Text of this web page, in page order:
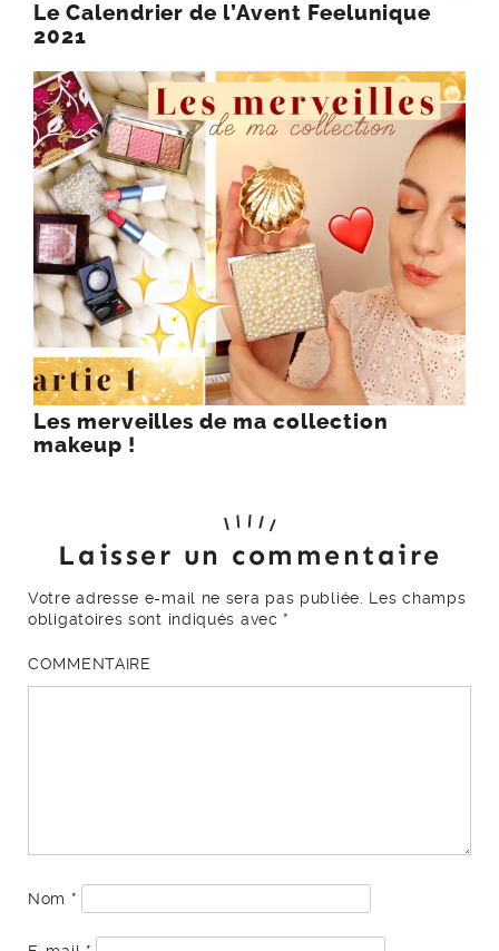
Le Calendrier de l’Avent Feelunique
2021
Les merveilles de ma collection
makeup !
Laisser un commentaire
Votre adresse e-mail ne sera pas publiée. Les champs
obligatoires sont indiqués avec *
COMMENTAIRE
Nom *